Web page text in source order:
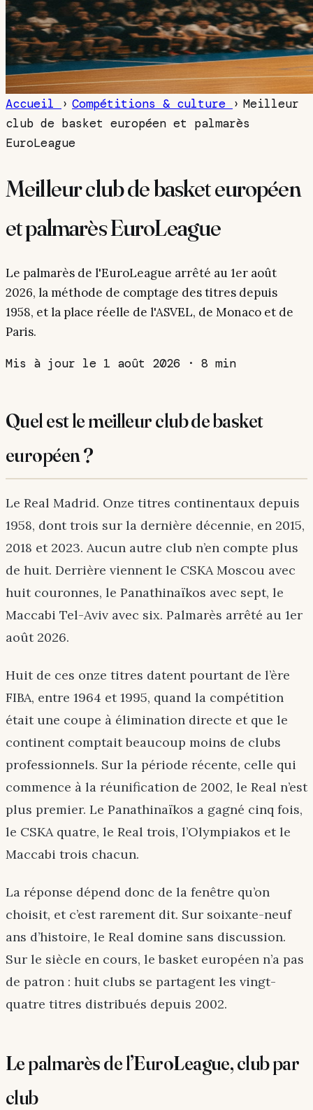
Accueil › Compétitions & culture › Meilleur
club de basket européen et palmarès
EuroLeague
Meilleur club de basket européen
et palmarès EuroLeague
Le palmarès de l'EuroLeague arrêté au 1er août
2026, la méthode de comptage des titres depuis
1958, et la place réelle de l'ASVEL, de Monaco et de
Paris.
Mis à jour le 1 août 2026 · 8 min
Quel est le meilleur club de basket
européen ?
Le Real Madrid. Onze titres continentaux depuis
1958, dont trois sur la dernière décennie, en 2015,
2018 et 2023. Aucun autre club n’en compte plus
de huit. Derrière viennent le CSKA Moscou avec
huit couronnes, le Panathinaïkos avec sept, le
Maccabi Tel-Aviv avec six. Palmarès arrêté au 1er
août 2026.
Huit de ces onze titres datent pourtant de l’ère
FIBA, entre 1964 et 1995, quand la compétition
était une coupe à élimination directe et que le
continent comptait beaucoup moins de clubs
professionnels. Sur la période récente, celle qui
commence à la réunification de 2002, le Real n’est
plus premier. Le Panathinaïkos a gagné cinq fois,
le CSKA quatre, le Real trois, l’Olympiakos et le
Maccabi trois chacun.
La réponse dépend donc de la fenêtre qu’on
choisit, et c’est rarement dit. Sur soixante-neuf
ans d’histoire, le Real domine sans discussion.
Sur le siècle en cours, le basket européen n’a pas
de patron : huit clubs se partagent les vingt-
quatre titres distribués depuis 2002.
Le palmarès de l’EuroLeague, club par
club